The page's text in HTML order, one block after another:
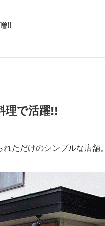
!!
理で活躍!!
ただけのシンプルな店舗。